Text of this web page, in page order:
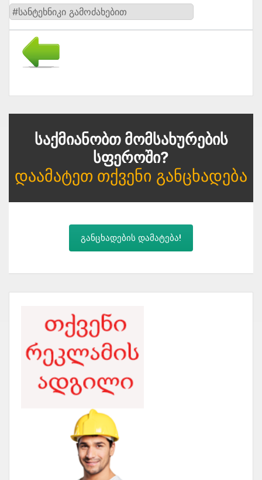
#სანტეხნიკი გამოძახებით
Საქმიანობთ Მომსახურების
Სფეროში?
Დაამატეთ Თქვენი Განცხადება
განცხადების დამატება!